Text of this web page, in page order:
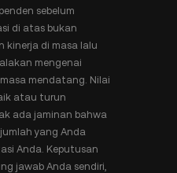
sebelum
di atas bukan
kinerja di masa lalu
mengenai
mendatang. Nilai
atau turun
ada jaminan bahwa
yang Anda
Anda. Keputusan
jawab Anda sendiri,